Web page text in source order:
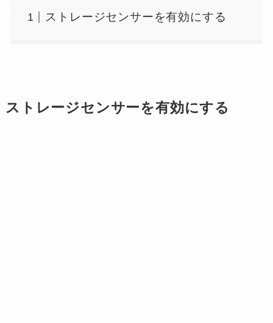
ストレージセンサーを有効にする
ストレージセンサーを有効にする